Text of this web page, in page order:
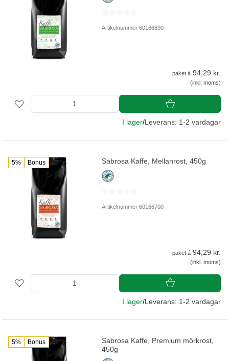
Artikelnummer 60166690
paket á 94,29 kr.
(inkl. moms)
I lager/Leverans: 1-2 vardagar
5% Bonus Sabrosa Kaffe, Mellanrost, 450g
Artikelnummer 60166700
paket á 94,29 kr.
(inkl. moms)
I lager/Leverans: 1-2 vardagar
5% Bonus
Sabrosa Kaffe, Premium mörkrost,
450g